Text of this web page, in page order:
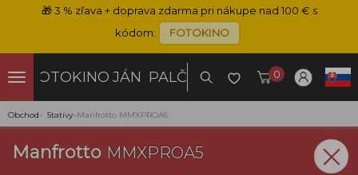
🎁3 % zľava + doprava zdarma pri nákupe nad 100 € s
kódom:
FOTOKINO
FOTOKINO JÁN PALČO 0
Obchod › Statívy› Manfrotto MMXPROA5
Manfrotto MMXPROA5